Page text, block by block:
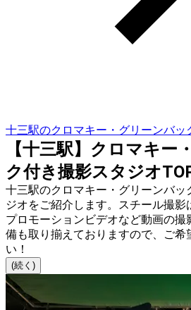
十三駅のクロマキー・グリーンバッ
【十三駅】クロマキー
ク付き撮影スタジオ
十三駅のクロマキー・グリーンバッ
ジオをご紹介します。スチール撮影
プロモーションビデオなど動画の撮
備も取り揃えておりますので、ご希
い！
(続く)